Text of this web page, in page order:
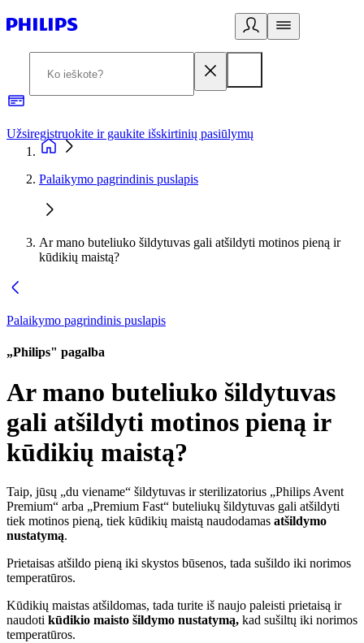
Užsiregistruokite ir gaukite išskirtinių pasiūlymų
Palaikymo pagrindinis puslapis
Ar mano buteliuko šildytuvas gali atšildyti motinos pieną ir
kūdikių maistą?
Palaikymo pagrindinis puslapis
„Philips" pagalba
Ar mano buteliuko šildytuvas
gali atšildyti motinos pieną ir
kūdikių maistą?
Taip, jūsų „du viename“ šildytuvas ir sterilizatorius „Philips Avent
Premium“ arba „Premium Fast“ buteliukų šildytuvas gali atšildyti
tiek motinos pieną, tiek kūdikių maistą naudodamas atšildymo
nustatymą.
Prietaisas atšildo pieną iki skystos būsenos, tada sušildo iki norimos
temperatūros.
Kūdikių maistas atšildomas, tada turite iš naujo paleisti prietaisą ir
naudoti kūdikio maisto šildymo nustatymą, kad sušiltų iki norimos
temperatūros.